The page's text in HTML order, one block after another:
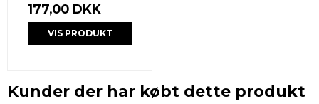
177,00 DKK
VIS PRODUKT
Kunder der har købt dette produkt